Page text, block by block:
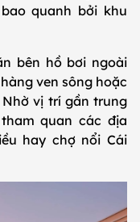
quanh bởi khu
bên hồ bơi ngoài
ven sông hoặc
vị trí gần trung
quan các địa
hay chợ nổi Cái